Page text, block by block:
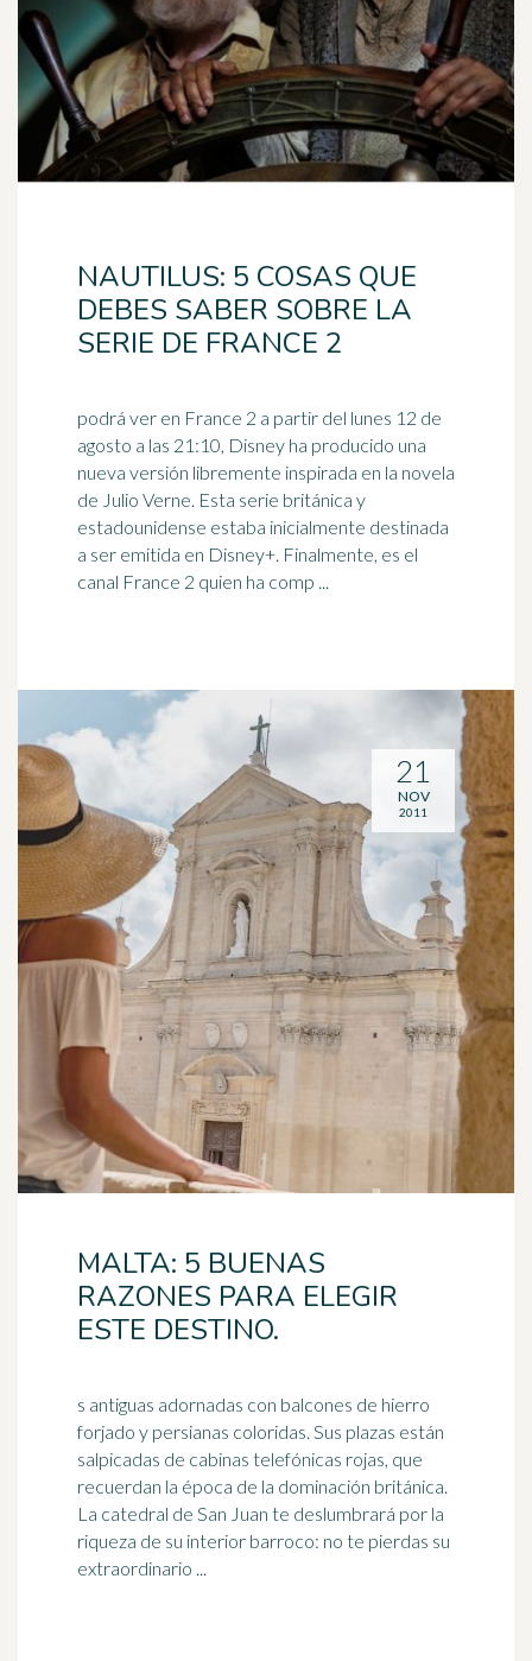
NAUTILUS: 5 COSAS QUE
DEBES SABER SOBRE LA
SERIE DE FRANCE 2
podrá ver en France 2 a partir del lunes 12 de
agosto a las 21:10, Disney ha producido una
nueva versión libremente inspirada en la novela
de Julio Verne. Esta serie británica y
estadounidense estaba inicialmente destinada
a ser emitida en Disney+. Finalmente, es el
canal France 2 quien ha comp ...
MALTA: 5 BUENAS
RAZONES PARA ELEGIR
ESTE DESTINO.
s antiguas adornadas con balcones de hierro
forjado y persianas coloridas. Sus plazas están
salpicadas de cabinas telefónicas rojas, que
recuerdan la época de la dominación británica.
La catedral de San Juan te deslumbrará por la
riqueza de su interior barroco: no te pierdas su
extraordinario ...
21
NOV
2011